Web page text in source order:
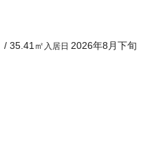
/ 35.41㎡ 入居日 2026年8月下旬